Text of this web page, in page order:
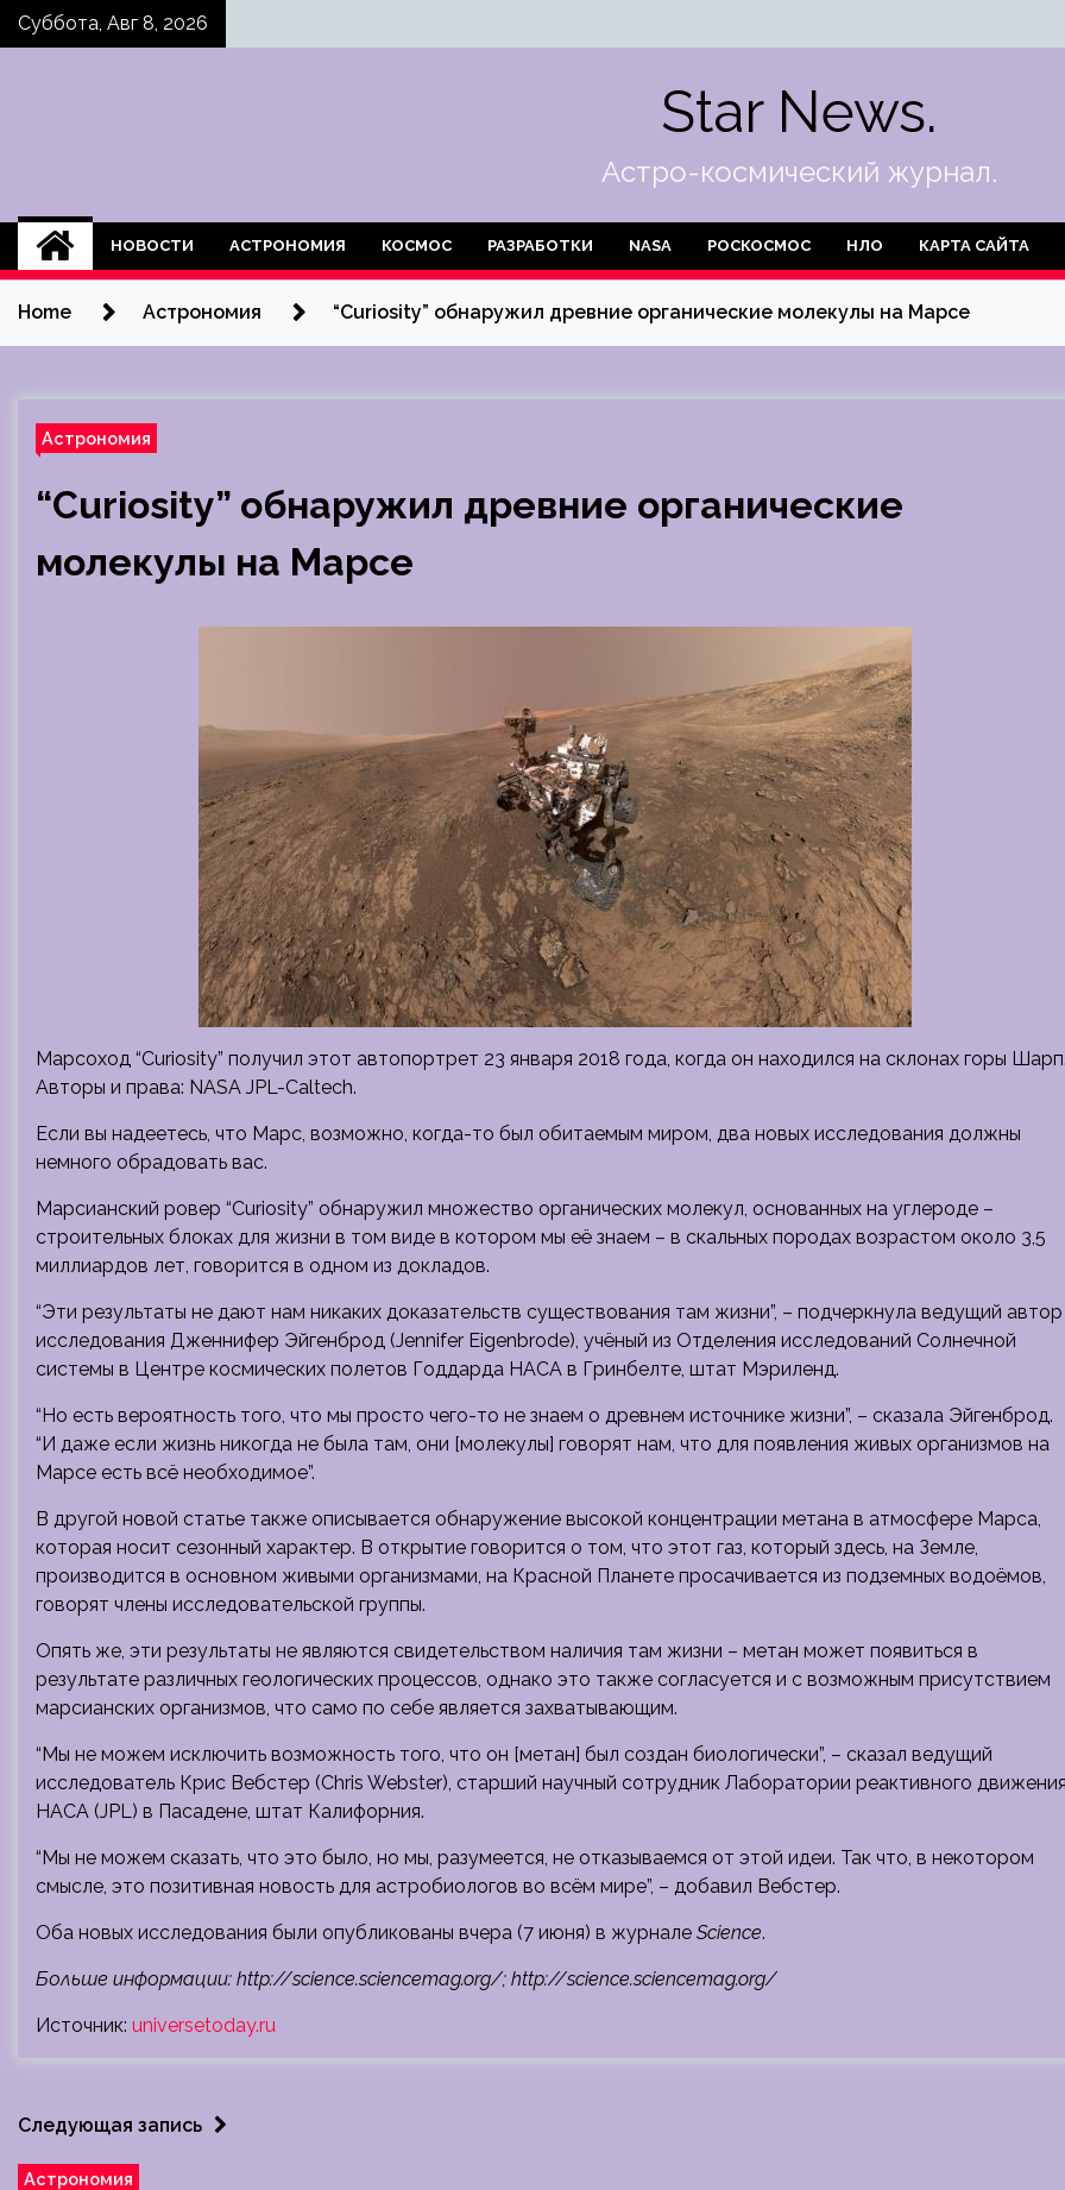
SkipСуббота, Авг 8, 2026
Star News.
Астро-космический журнал.
НОВОСТИ АСТРОНОМИЯ КОСМОС РАЗРАБОТКИ NASA РОСКОСМОС НЛО КАРТА САЙТА
Home Астрономия “Curiosity” обнаружил древние органические молекулы на Марсе
Астрономия
“Curiosity” обнаружил древние органические
молекулы на Марсе
Марсоход “Curiosity” получил этот автопортрет 23 января 2018 года, когда он находился на склонах горы Шарп.
Авторы и права: NASA JPL-Caltech.
Если вы надеетесь, что Марс, возможно, когда-то был обитаемым миром, два новых исследования должны
немного обрадовать вас.
Марсианский ровер “Curiosity” обнаружил множество органических молекул, основанных на углероде –
строительных блоках для жизни в том виде в котором мы её знаем – в скальных породах возрастом около 3,5
миллиардов лет, говорится в одном из докладов.
“Эти результаты не дают нам никаких доказательств существования там жизни”, – подчеркнула ведущий автор
исследования Дженнифер Эйгенброд (Jennifer Eigenbrode), учёный из Отделения исследований Солнечной
системы в Центре космических полетов Годдарда НАСА в Гринбелте, штат Мэриленд.
“Но есть вероятность того, что мы просто чего-то не знаем о древнем источнике жизни”, – сказала Эйгенброд.
“И даже если жизнь никогда не была там, они [молекулы] говорят нам, что для появления живых организмов на
Марсе есть всё необходимое”.
В другой новой статье также описывается обнаружение высокой концентрации метана в атмосфере Марса,
которая носит сезонный характер. В открытие говорится о том, что этот газ, который здесь, на Земле,
производится в основном живыми организмами, на Красной Планете просачивается из подземных водоёмов,
говорят члены исследовательской группы.
Опять же, эти результаты не являются свидетельством наличия там жизни – метан может появиться в
результате различных геологических процессов, однако это также согласуется и с возможным присутствием
марсианских организмов, что само по себе является захватывающим.
“Мы не можем исключить возможность того, что он [метан] был создан биологически”, – сказал ведущий
исследователь Крис Вебстер (Chris Webster), старший научный сотрудник Лаборатории реактивного движения
НАСА (JPL) в Пасадене, штат Калифорния.
“Мы не можем сказать, что это было, но мы, разумеется, не отказываемся от этой идеи. Так что, в некотором
смысле, это позитивная новость для астробиологов во всём мире”, – добавил Вебстер.
Оба новых исследования были опубликованы вчера (7 июня) в журнале Science.
Больше информации: http://science.sciencemag.org/; http://science.sciencemag.org/
Источник: universetoday.ru
Следующая запись
Астрономия